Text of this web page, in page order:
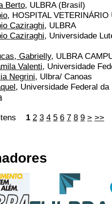
Berto, ULBRA (Brasil)
, HOSPITAL VETERINÁRIO
Caziraghi, ULBRA
Caziraghi, Universidade
Gabrielly, ULBRA
Valenti, Universidade
Negrini, Ulbra/ Canoas
, Universidade Federal
itens 1 2 3 4 5 6 7 8 9 > >>